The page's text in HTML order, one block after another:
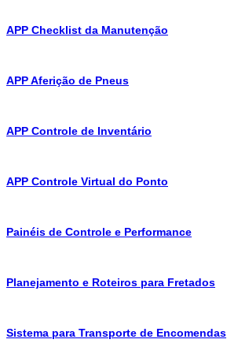
APP Checklist da Manutenção
APP Aferição de Pneus
APP Controle de Inventário
APP Controle Virtual do Ponto
Painéis de Controle e Performance
Planejamento e Roteiros para Fretados
Sistema para Transporte de Encomendas